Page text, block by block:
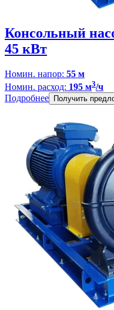
Консольный
45 кВт
Номин. напор: 55 м
Номин. расход: 195 м3/ч
Подробнее
Получить